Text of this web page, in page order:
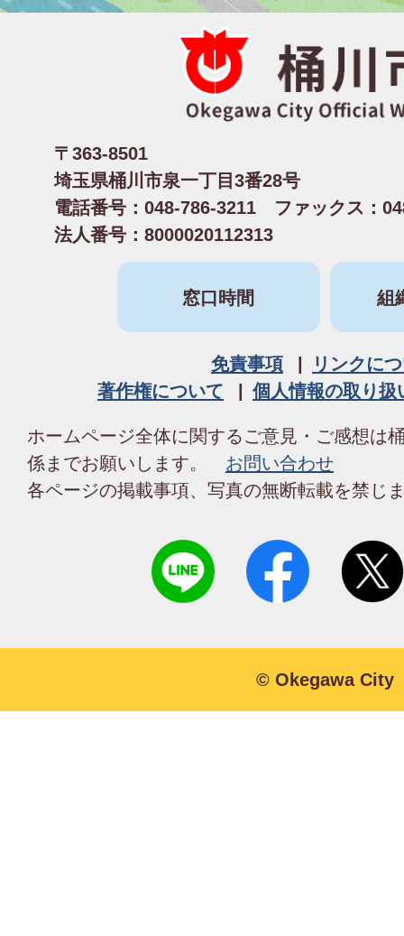
〒363-8501
埼玉県桶川市泉一丁目3番28号
電話番号：048-786-3211 ファックス：
法人番号：8000020112313
窓口時間 組
免責事項
リンクに
著作権について
個人情報の取り扱
ホームページ全体に関するご意見・ご感想は
係までお願いします。 お問い合わせ
各ページの掲載事項、写真の無断転載を禁じ
© Okegawa City